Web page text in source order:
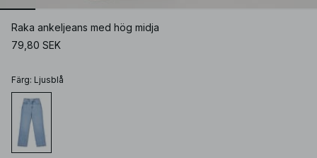
Raka ankeljeans med hög midja
79,80 SEK
Färg: Ljusblå